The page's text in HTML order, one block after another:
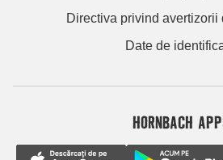
Directiva privind avertizorii
Date de
HORNBACH